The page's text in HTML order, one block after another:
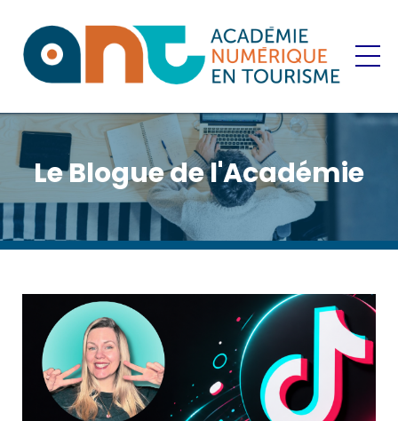
Le Blogue de l'Académie